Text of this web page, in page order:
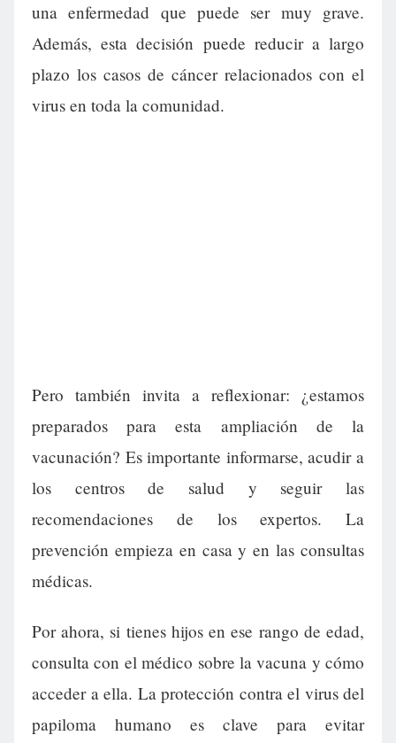
una enfermedad que puede ser muy grave.
Además, esta decisión puede reducir a largo
plazo los casos de cáncer relacionados con el
virus en toda la comunidad.
Pero también invita a reflexionar: ¿estamos
preparados para esta ampliación de la
vacunación? Es importante informarse, acudir a
los centros de salud y seguir las
recomendaciones de los expertos. La
prevención empieza en casa y en las consultas
médicas.
Por ahora, si tienes hijos en ese rango de edad,
consulta con el médico sobre la vacuna y cómo
acceder a ella. La protección contra el virus del
papiloma humano es clave para evitar